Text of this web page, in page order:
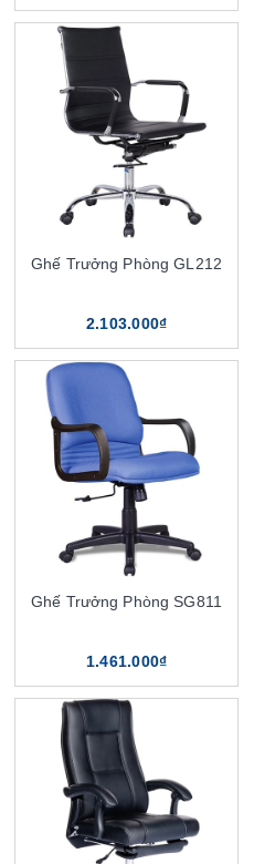
Ghế Trưởng Phòng GL212
2.103.000₫
Ghế Trưởng Phòng SG811
1.461.000₫